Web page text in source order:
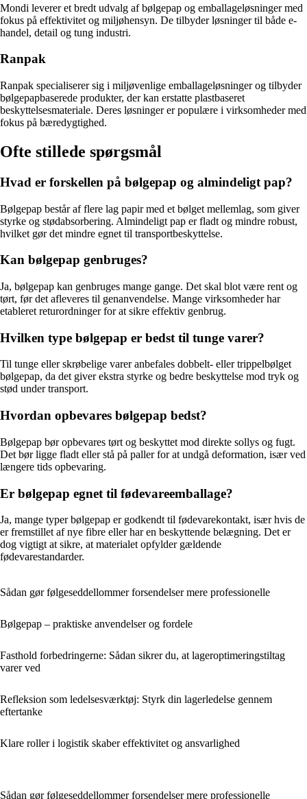
Mondi leverer et bredt udvalg af bølgepap og emballageløsninger med
fokus på effektivitet og miljøhensyn. De tilbyder løsninger til både e-
handel, detail og tung industri.
Ranpak
Ranpak specialiserer sig i miljøvenlige emballageløsninger og tilbyder
bølgepapbaserede produkter, der kan erstatte plastbaseret
beskyttelsesmateriale. Deres løsninger er populære i virksomheder med
fokus på bæredygtighed.
Ofte stillede spørgsmål
Hvad er forskellen på bølgepap og almindeligt pap?
Bølgepap består af flere lag papir med et bølget mellemlag, som giver
styrke og stødabsorbering. Almindeligt pap er fladt og mindre robust,
hvilket gør det mindre egnet til transportbeskyttelse.
Kan bølgepap genbruges?
Ja, bølgepap kan genbruges mange gange. Det skal blot være rent og
tørt, før det afleveres til genanvendelse. Mange virksomheder har
etableret returordninger for at sikre effektiv genbrug.
Hvilken type bølgepap er bedst til tunge varer?
Til tunge eller skrøbelige varer anbefales dobbelt- eller trippelbølget
bølgepap, da det giver ekstra styrke og bedre beskyttelse mod tryk og
stød under transport.
Hvordan opbevares bølgepap bedst?
Bølgepap bør opbevares tørt og beskyttet mod direkte sollys og fugt.
Det bør ligge fladt eller stå på paller for at undgå deformation, især ved
længere tids opbevaring.
Er bølgepap egnet til fødevareemballage?
Ja, mange typer bølgepap er godkendt til fødevarekontakt, især hvis de
er fremstillet af nye fibre eller har en beskyttende belægning. Det er
dog vigtigt at sikre, at materialet opfylder gældende
fødevarestandarder.
Sådan gør følgeseddellommer forsendelser mere professionelle
Bølgepap – praktiske anvendelser og fordele
Fasthold forbedringerne: Sådan sikrer du, at lageroptimeringstiltag
varer ved
Refleksion som ledelsesværktøj: Styrk din lagerledelse gennem
eftertanke
Klare roller i logistik skaber effektivitet og ansvarlighed
Sådan gør følgeseddellommer forsendelser mere professionelle